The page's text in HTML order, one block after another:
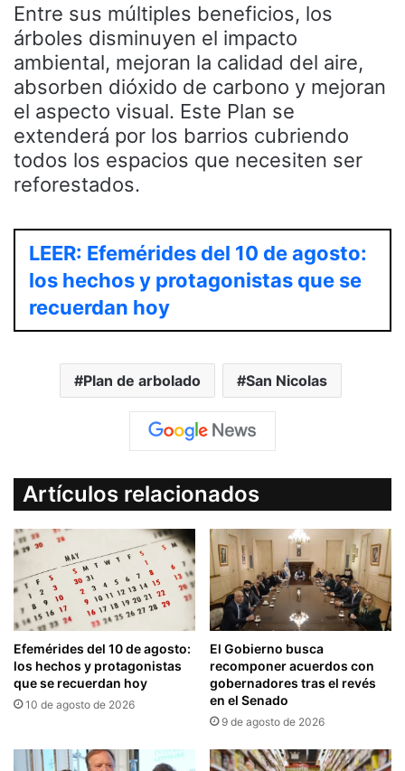
Entre sus múltiples beneficios, los
árboles disminuyen el impacto
ambiental, mejoran la calidad del aire,
absorben dióxido de carbono y mejoran
el aspecto visual. Este Plan se
extenderá por los barrios cubriendo
todos los espacios que necesiten ser
reforestados.
LEER: Efemérides del 10 de agosto:
los hechos y protagonistas que se
recuerdan hoy
Plan de arbolado San Nicolas
Artículos relacionados
Efemérides del 10 de agosto:
los hechos y protagonistas
que se recuerdan hoy
10 de agosto de 2026
El Gobierno busca
recomponer acuerdos con
gobernadores tras el revés
en el Senado
9 de agosto de 2026